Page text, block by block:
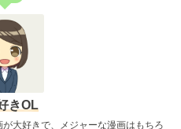
きOL
大好きで、メジャーな漫画はもちろ